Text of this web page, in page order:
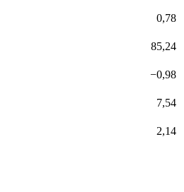
0,78
85,24
−0,98
7,54
2,14